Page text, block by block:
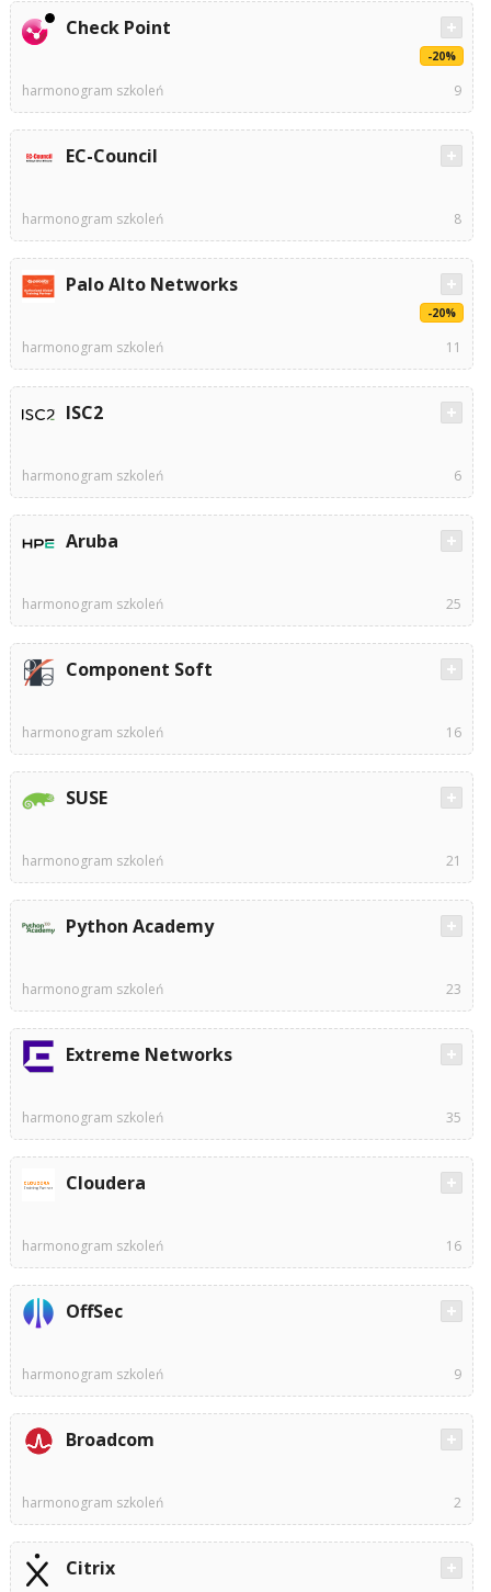
Check Point
-20%
harmonogram szkoleń 9
EC-Council
harmonogram szkoleń 8
Palo Alto Networks
-20%
harmonogram szkoleń 11
ISC2
harmonogram szkoleń 6
Aruba
harmonogram szkoleń 25
Component Soft
harmonogram szkoleń 16
SUSE
harmonogram szkoleń 21
Python Academy
harmonogram szkoleń 23
Extreme Networks
harmonogram szkoleń 35
Cloudera
harmonogram szkoleń 16
OffSec
harmonogram szkoleń 9
Broadcom
harmonogram szkoleń 2
Citrix